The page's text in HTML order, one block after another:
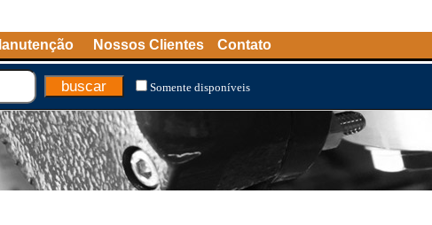
Nossos Clientes Contato
Somente disponíveis